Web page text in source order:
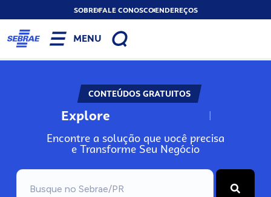
SOBREFALE CONOSCOENDEREÇOS
MENU
CONTEÚDOS GRATUITOS
Explore N
Encontre a solução que você precisa
e Transforme Seu Negócio